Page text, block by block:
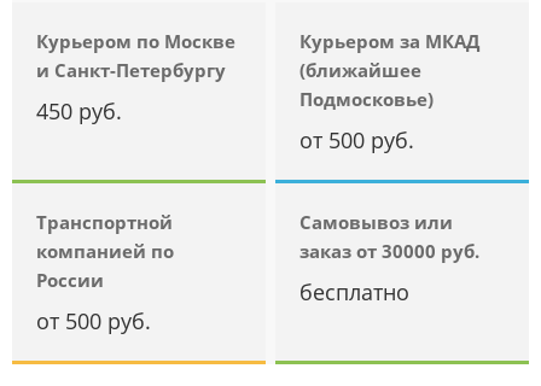
Курьером по Москве
и Санкт-Петербургу
450 руб.
Курьером за МКАД
(ближайшее
Подмосковье)
от 500 руб.
Транспортной
компанией по
России
от 500 руб.
Самовывоз или
заказ от 30000 руб.
бесплатно